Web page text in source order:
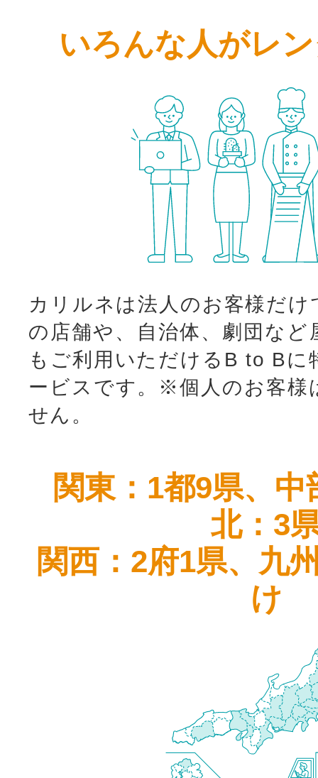
いろんな人がレ
カリルネは法人のお客様だ
の店舗や、自治体、劇団な
もご利用いただけるB to Bに
ービスです。
※個人のお客様
せん。
関東：1都9県、
北：3
関西：2府1県、九
け